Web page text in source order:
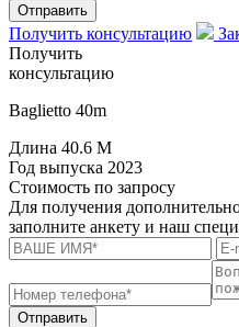
Отправить
Получить консультацию
Получить
консультацию
Baglietto 40m
Длина 40.6 M
Год выпуска 2023
Стоимость по запросу
Для получения
заполните анкету и наш
Отправить